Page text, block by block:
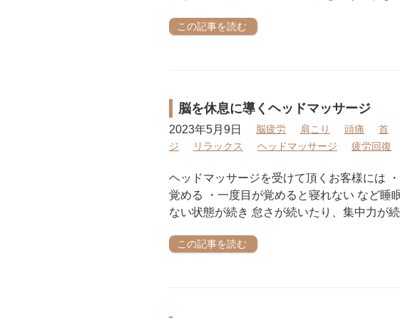
この記事を読む
脳を休息に導くヘッドマッサージ
2023年5月9日 脳疲労 肩こり 頭痛 首
ジ
リラックス ヘッドマッサージ 疲労回復
ヘッドマッサージを受けて頂くお客様には
覚める ・一度目が覚めると寝れない など睡
ない状態が続き 怠さが続いたり、集中力が
この記事を読む